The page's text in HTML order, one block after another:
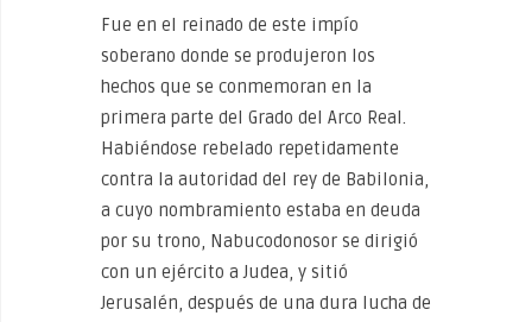
Fue en el reinado de este impío
soberano donde se produjeron los
hechos que se conmemoran en la
primera parte del Grado del Arco Real.
Habiéndose rebelado repetidamente
contra la autoridad del rey de Babilonia,
a cuyo nombramiento estaba en deuda
por su trono, Nabucodonosor se dirigió
con un ejército a Judea, y sitió
Jerusalén, después de una dura lucha de